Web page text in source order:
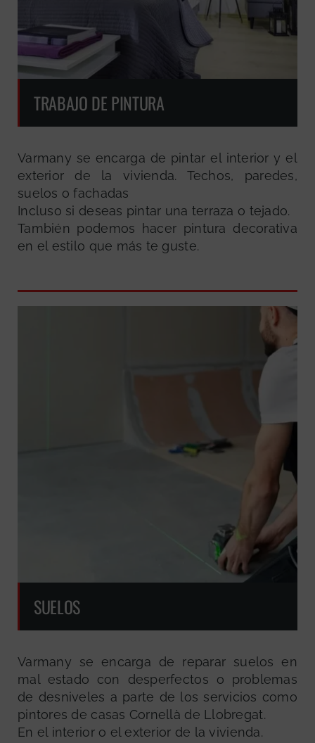
TRABAJO DE PINTURA
Varmany se encarga de pintar el interior y el
exterior de la vivienda. Techos, paredes,
suelos o fachadas
Incluso si deseas pintar una terraza o tejado.
También podemos hacer pintura decorativa
en el estilo que más te guste.
SUELOS
Varmany se encarga de reparar suelos en
mal estado con desperfectos o problemas
de desniveles a parte de los servicios como
pintores de casas Cornellà de Llobregat.
En el interior o el exterior de la vivienda.